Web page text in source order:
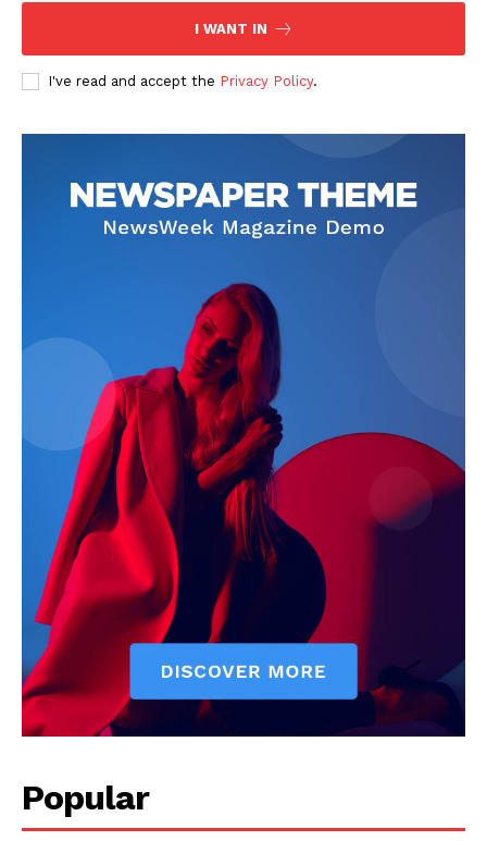
I WANT IN
I've read and accept the Privacy Policy.
Popular